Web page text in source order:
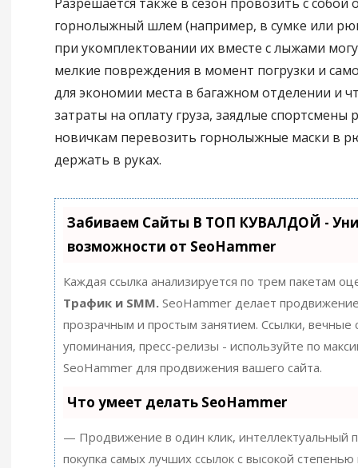
горнолыжный шлем (например, в сумке или
при укомплектовании их вместе с лыжами
мелкие повреждения в момент погрузки и
для экономии места в багажном отделении и
затраты на оплату груза, заядлые спортсмены
новичкам перевозить горнолыжные маски в
держать в руках.
Забиваем Сайты В ТОП КУВАЛДОЙ -
возможности от SeoHammer
Каждая ссылка анализируется по трем пакетам
Трафик и SMM.SeoHammer делает
прозрачным и простым занятием. Ссылки, вечные
упоминания, пресс-релизы - используйте по
SeoHammer для продвижения вашего сайта.
Что умеет делать SeoHammer
— Продвижение в один клик, интеллектуальный
покупка самых лучших ссылок с высокой степенью